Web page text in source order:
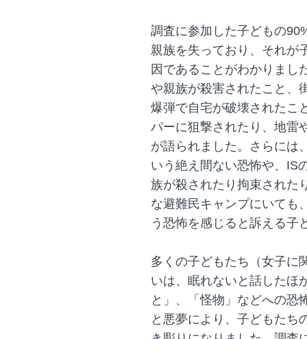
調査に参加した子どもの
親族を失っており、それが
因であることがわかりまし
や親族が殺害されたこと、
爆弾で自宅が破壊されたこ
パーに狙撃されたり、地雷
が語られました。さらには
いう絶え間ない恐怖や、IS
族が殺されたり拘束された
な避難民キャンプにいても
う恐怖を感じると訴える子
多くの子どもたち（女子に
いは、眠れないと話したほ
と」、「怪物」などへの恐
と悪夢により、子どもたち